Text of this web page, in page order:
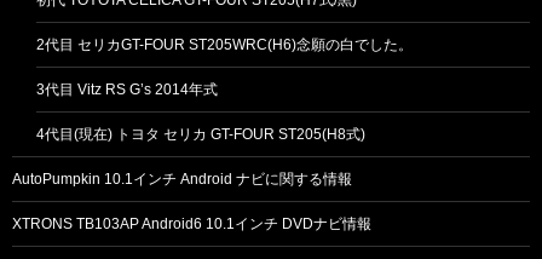
2代目 セリカGT-FOUR ST205WRC(H6)念願の白でした。
3代目 Vitz RS G’s 2014年式
4代目(現在) トヨタ セリカ GT-FOUR ST205(H8式)
AutoPumpkin 10.1インチ Android ナビに関する情報
XTRONS TB103AP Android6 10.1インチ DVDナビ情報